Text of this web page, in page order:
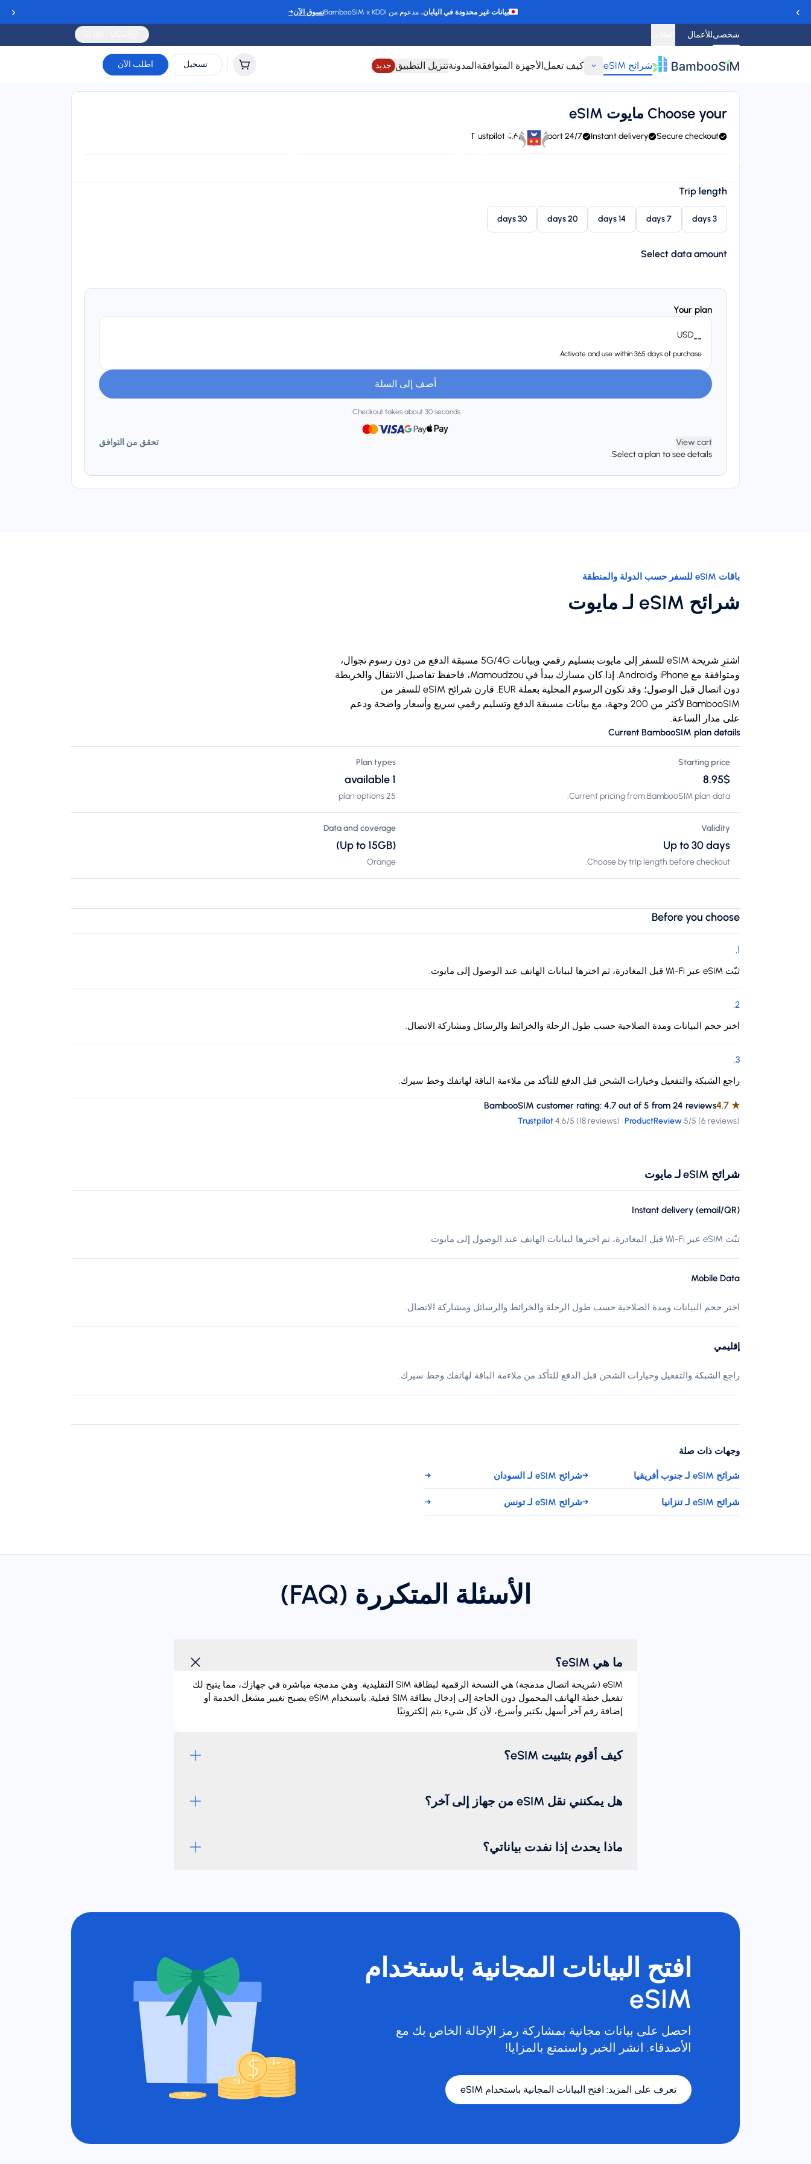
‹ بيانات غير محدودة في اليابان، مدعوم من BambooSIM x KDDI تسوق الآن→ ›
شخصيللأعمال
شرائح eSIM كيف تعملالأجهزة المتوافقةالمدونةتنزيل التطبيق جديد تسجيل اطلب الآن
شرائح eSIM لـ مايوت
Choose your مايوت eSIM
Secure checkout
Instant delivery
24/7 support
4.6/5 Trustpilot
Trip length
3 days
7 days
14 days
20 days
30 days
Select data amount
Your plan
--
USD
Activate and use within 365 days of purchase.
أضف إلى السلة
Checkout takes about 30 seconds.
View cart
تحقق من التوافق
Select a plan to see details.
باقات eSIM للسفر حسب الدولة والمنطقة
شرائح eSIM لـ مايوت
اشترِ شريحة eSIM للسفر إلى مايوت بتسليم رقمي وبيانات 5G/4G مسبقة الدفع من دون رسوم تجوال،
ومتوافقة مع iPhone وAndroid. إذا كان مسارك يبدأ في Mamoudzou، فاحفظ تفاصيل الانتقال والخريطة
دون اتصال قبل الوصول؛ وقد تكون الرسوم المحلية بعملة EUR. قارن شرائح eSIM للسفر من
BambooSIM لأكثر من 200 وجهة، مع بيانات مسبقة الدفع وتسليم رقمي سريع وأسعار واضحة ودعم
على مدار الساعة.
Current BambooSIM plan details
Starting price
$‏8.95
Current pricing from BambooSIM plan data.
Plan types
1 available
25 plan options
Validity
Up to 30 days
Choose by trip length before checkout.
Data and coverage
(Up to 15GB)
Orange
Before you choose
1
.
ثبّت eSIM عبر Wi-Fi قبل المغادرة، ثم اخترها لبيانات الهاتف عند الوصول إلى مايوت.
2
.
اختر حجم البيانات ومدة الصلاحية حسب طول الرحلة والخرائط والرسائل ومشاركة الاتصال.
3
.
راجع الشبكة والتفعيل وخيارات الشحن قبل الدفع للتأكد من ملاءمة الباقة لهاتفك وخط سيرك.
★
4.7
BambooSIM customer rating: 4.7 out of 5 from 24 reviews
Trustpilot4.6/5 (18 reviews) ·ProductReview5/5 (6 reviews)
شرائح eSIM لـ مايوت
Instant delivery (email/QR)
ثبّت eSIM عبر Wi-Fi قبل المغادرة، ثم اخترها لبيانات الهاتف عند الوصول إلى مايوت.
Mobile Data
اختر حجم البيانات ومدة الصلاحية حسب طول الرحلة والخرائط والرسائل ومشاركة الاتصال.
إقليمي
راجع الشبكة والتفعيل وخيارات الشحن قبل الدفع للتأكد من ملاءمة الباقة لهاتفك وخط سيرك.
وجهات ذات صلة
شرائح eSIM لـ جنوب أفريقيا →شرائح eSIM لـ السودان →
شرائح eSIM لـ تنزانيا →شرائح eSIM لـ تونس →
الأسئلة المتكررة (FAQ)
ما هي eSIM؟
‏eSIM (شريحة اتصال مدمجة) هي النسخة الرقمية لبطاقة SIM التقليدية. وهي مدمجة مباشرة في جهازك، مما يتيح لك
تفعيل خطة الهاتف المحمول دون الحاجة إلى إدخال بطاقة SIM فعلية. باستخدام eSIM يصبح تغيير مشغل الخدمة أو
إضافة رقم آخر أسهل بكثير وأسرع، لأن كل شيء يتم إلكترونيًا.
كيف أقوم بتثبيت eSIM؟
هل يمكنني نقل eSIM من جهاز إلى آخر؟
ماذا يحدث إذا نفدت بياناتي؟
افتح البيانات المجانية باستخدام
eSIM
احصل على بيانات مجانية بمشاركة رمز الإحالة الخاص بك مع
الأصدقاء. انشر الخبر واستمتع بالمزايا!
تعرف على المزيد: افتح البيانات المجانية باستخدام eSIM